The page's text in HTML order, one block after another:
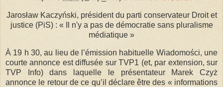
Jarosław Kaczyński, président du parti conservateur Droit et
justice (PiS) : « Il n'y a pas de démocratie sans pluralisme
médiatique »
À 19 h 30, au lieu de l’émission habituelle Wiadomości, une
courte annonce est diffusée sur TVP1 (et, par extension, sur
TVP Info) dans laquelle le présentateur Marek Czyż
annonce le retour de ce qu’il déclare être des « informations